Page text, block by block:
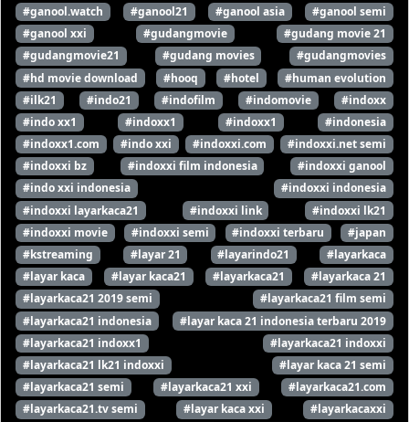
#ganool.watch
#ganool21 #ganool asia
#ganool semi
#ganool xxi
#gudangmovie
#gudang movie 21
#gudangmovie21
#gudang movies
#gudangmovies
#hd movie download
#hooq #hotel
#human evolution
#ilk21
#indo21 #indofilm #indomovie
#indoxx
#indo xx1
#indoxx1 #indoxx1
#indonesia
#indoxx1.com
#indo xxi #indoxxi.com
#indoxxi.net semi
#indoxxi bz
#indoxxi film indonesia
#indoxxi ganool
#indo xxi indonesia
#indoxxi indonesia
#indoxxi layarkaca21
#indoxxi link
#indoxxi lk21
#indoxxi movie
#indoxxi semi #indoxxi terbaru
#japan
#kstreaming
#layar 21 #layarindo21
#layarkaca
#layar kaca
#layar kaca21 #layarkaca21
#layarkaca 21
#layarkaca21 2019 semi
#layarkaca21 film semi
#layarkaca21 indonesia
#layar kaca 21 indonesia terbaru 2019
#layarkaca21 indoxx1
#layarkaca21 indoxxi
#layarkaca21 lk21 indoxxi
#layar kaca 21 semi
#layarkaca21 semi
#layarkaca21 xxi
#layarkaca21.com
#layarkaca21.tv semi
#layar kaca xxi
#layarkacaxxi